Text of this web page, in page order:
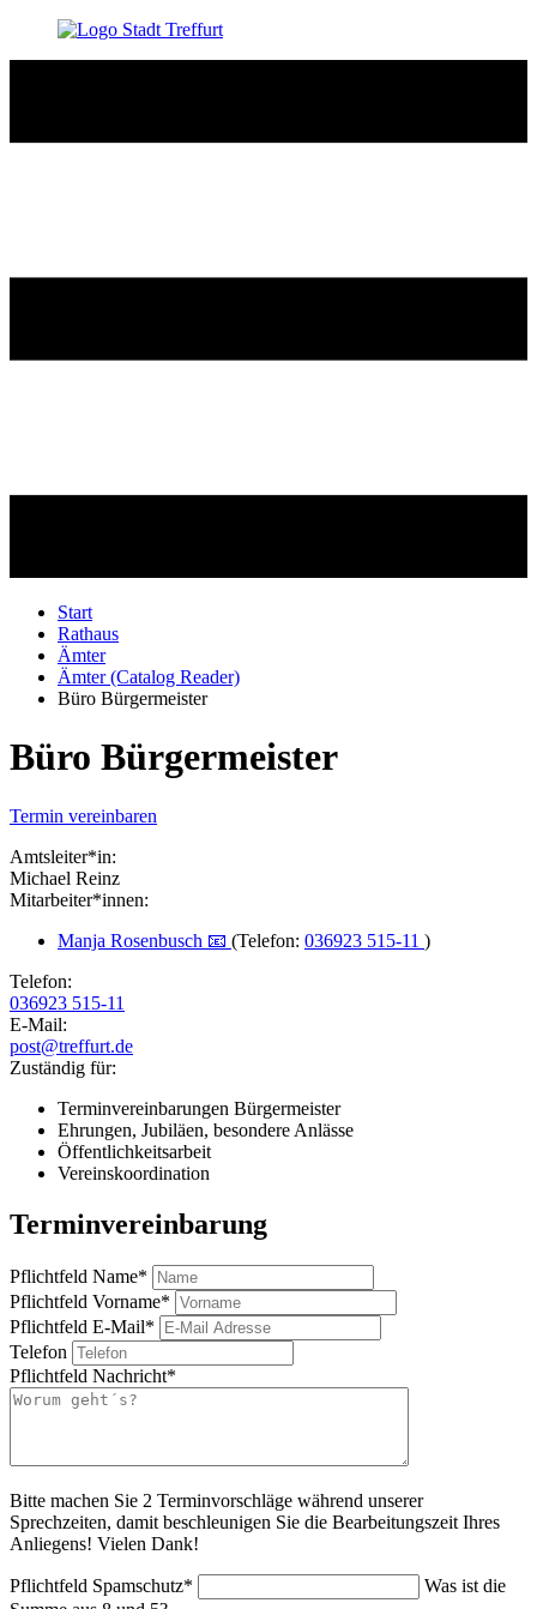
Start
Rathaus
Ämter
Ämter (Catalog Reader)
Büro Bürgermeister
Büro Bürgermeister
Termin vereinbaren
Amtsleiter*in:
Michael Reinz
Mitarbeiter*innen:
Manja Rosenbusch 📧 (Telefon: 036923 515-11 )
Telefon:
036923 515-11
E-Mail:
post@treffurt.de
Zuständig für:
Terminvereinbarungen Bürgermeister
Ehrungen, Jubiläen, besondere Anlässe
Öffentlichkeitsarbeit
Vereinskoordination
Terminvereinbarung
Pflichtfeld Name*
Pflichtfeld Vorname*
Pflichtfeld E-Mail*
Telefon
Pflichtfeld Nachricht*
Bitte machen Sie 2 Terminvorschläge während unserer
Sprechzeiten, damit beschleunigen Sie die Bearbeitungszeit Ihres
Anliegens! Vielen Dank!
Pflichtfeld Spamschutz*
Was ist die